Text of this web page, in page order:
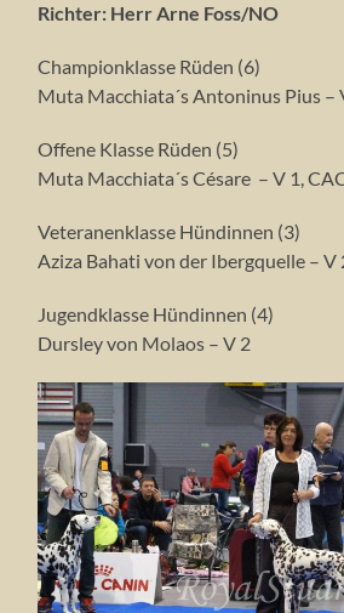
Richter: Herr Arne Foss/NO
Championklasse Rüden (6)
Muta Macchiata´s Antoninus Pius –
Offene Klasse Rüden (5)
Muta Macchiata´s Césare – V 1,
Veteranenklasse Hündinnen (3)
Aziza Bahati von der Ibergquelle – V
Jugendklasse Hündinnen (4)
Dursley von Molaos – V 2